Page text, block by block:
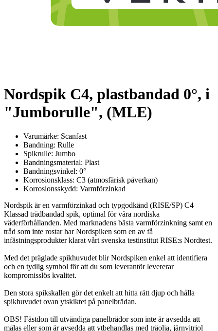
Nordspik C4, plastbandad 0°, i
"Jumborulle", (MLE)
Varumärke: Scanfast
Bandning: Rulle
Spikrulle: Jumbo
Bandningsmaterial: Plast
Bandningsvinkel: 0°
Korrosionsklass: C3 (atmosfärisk påverkan)
Korrosionsskydd: Varmförzinkad
Nordspik är en varmförzinkad och typgodkänd (RISE/SP) C4
Klassad trådbandad spik, optimal för våra nordiska
väderförhållanden. Med marknadens bästa varmförzinkning samt en
tråd som inte rostar har Nordspiken som en av få
infästningsprodukter klarat vårt svenska testinstitut RISE:s Nordtest.
Med det präglade spikhuvudet blir Nordspiken enkel att identifiera
och en tydlig symbol för att du som leverantör levererar
kompromisslös kvalitet.
Den stora spikskallen gör det enkelt att hitta rätt djup och hålla
spikhuvudet ovan ytskiktet på panelbrädan.
OBS! Fästdon till utvändiga panelbrädor som inte är avsedda att
målas eller som är avsedda att ytbehandlas med träolja, järnvitriol